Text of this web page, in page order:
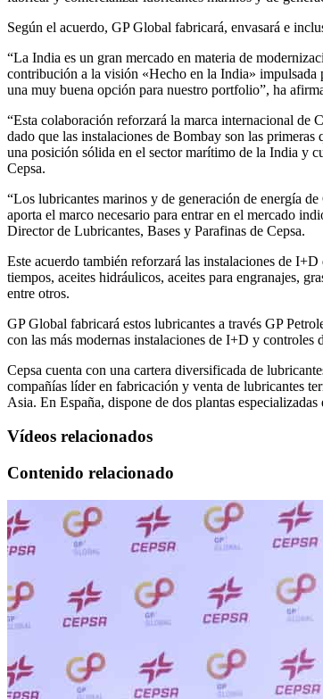
Según el acuerdo, GP Global fabricará, envasará e
“La India es un gran mercado en materia de
contribución a la visión «Hecho en la India» impulsada
una muy buena opción para nuestro portfolio”, ha
“Esta colaboración reforzará la marca internacional de
dado que las instalaciones de Bombay son las
una posición sólida en el sector marítimo de la India y
Cepsa.
“Los lubricantes marinos y de generación de energía
aporta el marco necesario para entrar en el mercado
Director de Lubricantes, Bases y Parafinas de Cepsa.
Este acuerdo también reforzará las instalaciones de
tiempos, aceites hidráulicos, aceites para engranajes,
entre otros.
GP Global fabricará estos lubricantes a través GP
con las más modernas instalaciones de I+D y
Cepsa cuenta con una cartera diversificada de
compañías líder en fabricación y venta de lubricantes
Asia. En España, dispone de dos plantas
Vídeos relacionados
Contenido relacionado